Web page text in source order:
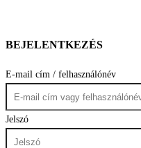
BEJELENTKEZÉS
E-mail cím / felhasználónév
Jelszó